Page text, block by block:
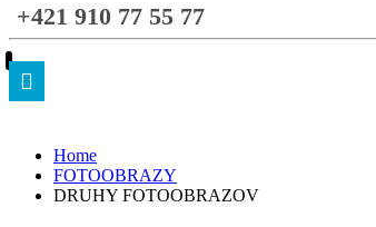
+421 910 77 55 77
Home
FOTOOBRAZY
DRUHY FOTOOBRAZOV